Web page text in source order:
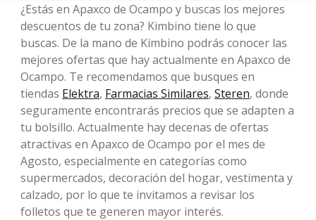
¿Estás en Apaxco de Ocampo y buscas los mejores
descuentos de tu zona? Kimbino tiene lo que
buscas. De la mano de Kimbino podrás conocer las
mejores ofertas que hay actualmente en Apaxco de
Ocampo. Te recomendamos que busques en
tiendas Elektra, Farmacias Similares, Steren, donde
seguramente encontrarás precios que se adapten a
tu bolsillo. Actualmente hay decenas de ofertas
atractivas en Apaxco de Ocampo por el mes de
Agosto, especialmente en categorías como
supermercados, decoración del hogar, vestimenta y
calzado, por lo que te invitamos a revisar los
folletos que te generen mayor interés.